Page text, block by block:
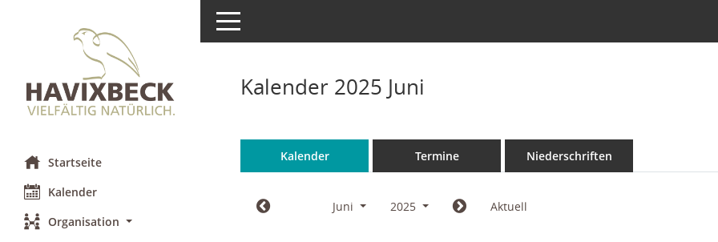
Startseite
Kalender
Organisation
Toggle navigation
Kalender 2025 Juni
Kalender Termine Niederschriften
Juni 2025 Aktuell